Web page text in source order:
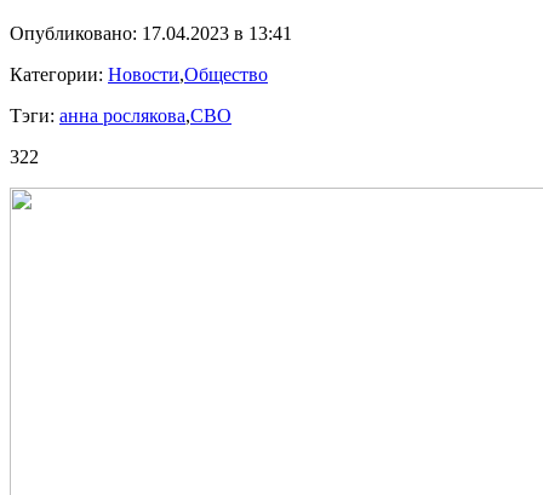
Опубликовано: 17.04.2023 в 13:41
Категории: Новости,Общество
Тэги: анна рослякова,СВО
322